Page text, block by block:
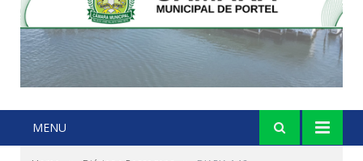
MENU